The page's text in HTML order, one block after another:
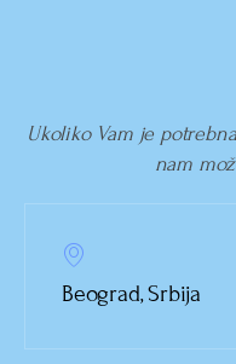
Ukoliko Vam je
nam
Beograd, Srbija